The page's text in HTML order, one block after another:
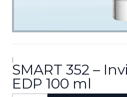
|
SMART 352 –
EDP 100 ml